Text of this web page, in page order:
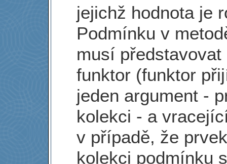
jejichž hodnota je
Podmínku v
musí představovat
funktor (funktor
jeden argument -
kolekci - a
v případě, že
kolekci podmínku